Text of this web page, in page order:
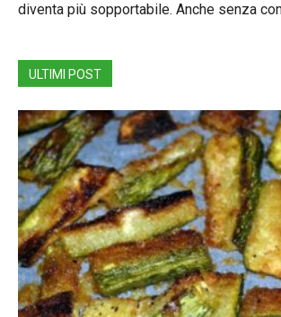
diventa più sopportabile. Anche senza
ULTIMI POST